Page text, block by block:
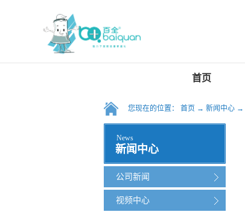
首页
您现在的位置： 首页 → 新闻中心 →
新闻中心
News
公司新闻
视频中心